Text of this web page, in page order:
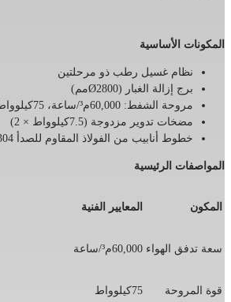
المكونات الأساسية
نظام غسيل رطب ذو مرحلتين
برج إزالة الغبار (Ø2800مم)
مروحة الشفط: 60,000م³/ساعة، 75كيلوواط
مضخات تدوير مزدوجة (7.5كيلوواط × 2)
خطوط أنابيب من الفولاذ المقاوم للصدأ 304 وخزان الترسيب
المواصفات الرئيسية
المكون المعايير الفنية
سعة تدفق الهواء 60,000م³/ساعة
قوة المروحة 75كيلوواط